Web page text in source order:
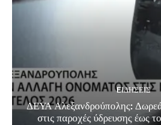
EΙΔΗΣΕΙΣ
ΔΕΥΑ Αλεξανδρούπολης:
στις παροχές ύδρευσης έως